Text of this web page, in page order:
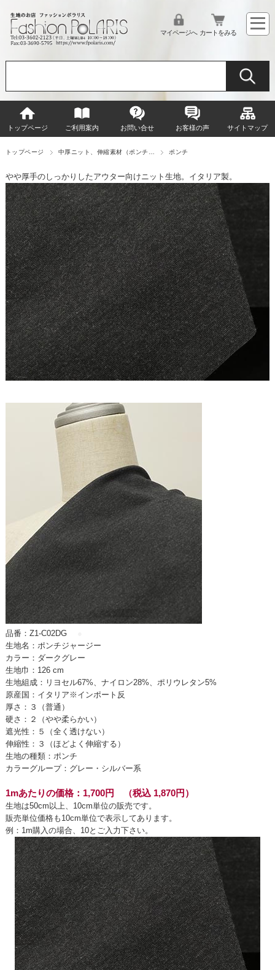
マイページへ カートをみる
トップページ ご利用案内 お問い合せ お客様の声 サイトマップ
トップページ 中厚ニット、伸縮素材（ポンチ… ポンチ
やや厚手のしっかりしたアウター向けニット生地。イタリア製。
品番：Z1-C02DG●
生地名：ポンチジャージー
カラー：ダークグレー
生地巾：126 cm
生地組成：リヨセル67%、ナイロン28%、ポリウレタン5%
原産国：イタリア※インポート反
厚さ：３（普通）
硬さ：２（やや柔らかい）
遮光性：５（全く透けない）
伸縮性：３（ほどよく伸縮する）
生地の種類：ポンチ
カラーグループ：グレー・シルバー系
1mあたりの価格：1,700円 （税込 1,870円）
生地は50cm以上、10cm単位の販売です。
販売単位価格も10cm単位で表示してあります。
例：1m購入の場合、10とご入力下さい。